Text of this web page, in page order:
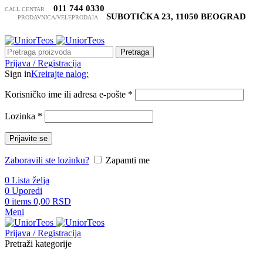
CALL CENTAR 011 744 0330
PRODAVNICA/VELEPRODAJA SUBOTIČKA 23, 11050 BEOGRAD
Pretraga
Prijava / Registracija
Sign inKreirajte nalog:
Korisničko ime ili adresa e-pošte *
Lozinka *
Prijavite se
Zaboravili ste lozinku?
Zapamti me
0 Lista želja
0 Uporedi
0 items 0,00 RSD
Meni
Prijava / Registracija
Pretraži kategorije